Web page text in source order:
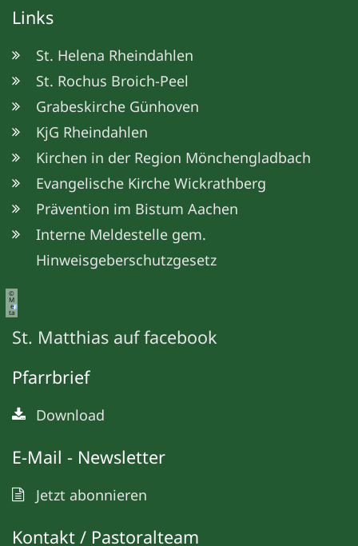
Links
St. Helena Rheindahlen
St. Rochus Broich-Peel
Grabeskirche Günhoven
KjG Rheindahlen
Kirchen in der Region Mönchengladbach
Evangelische Kirche Wickrathberg
Prävention im Bistum Aachen
Interne Meldestelle gem.
Hinweisgeberschutzgesetz
©
M
e
ta
St. Matthias auf facebook
Pfarrbrief
Download
E-Mail - Newsletter
Jetzt abonnieren
Kontakt / Pastoralteam